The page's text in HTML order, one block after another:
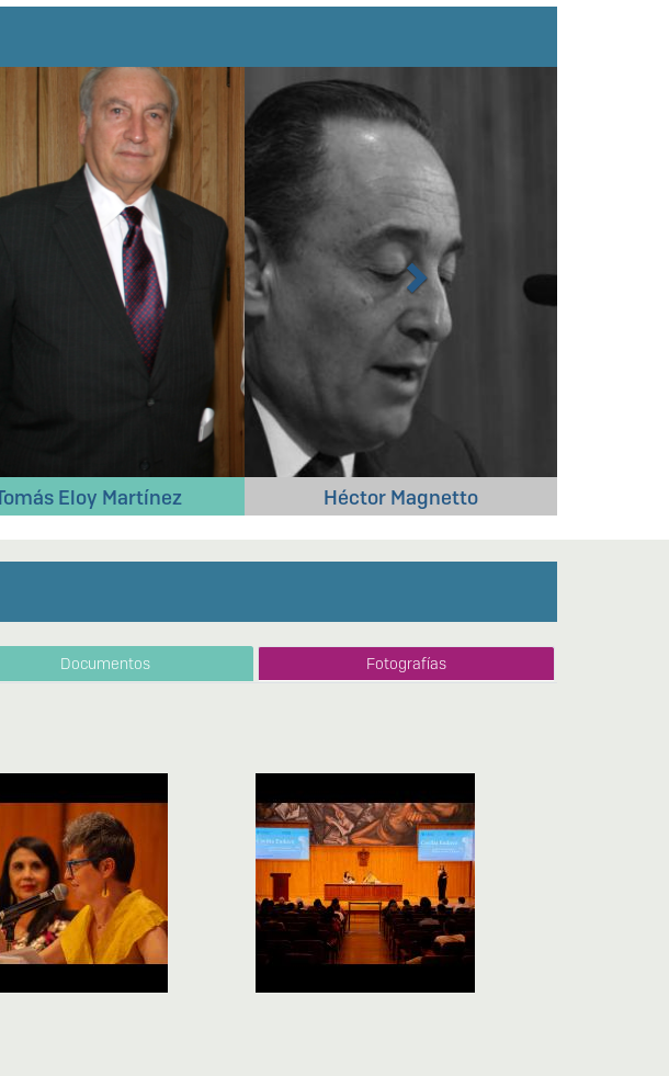
Héctor Magnetto Jorge Durand
Next
Documentos Fotografías